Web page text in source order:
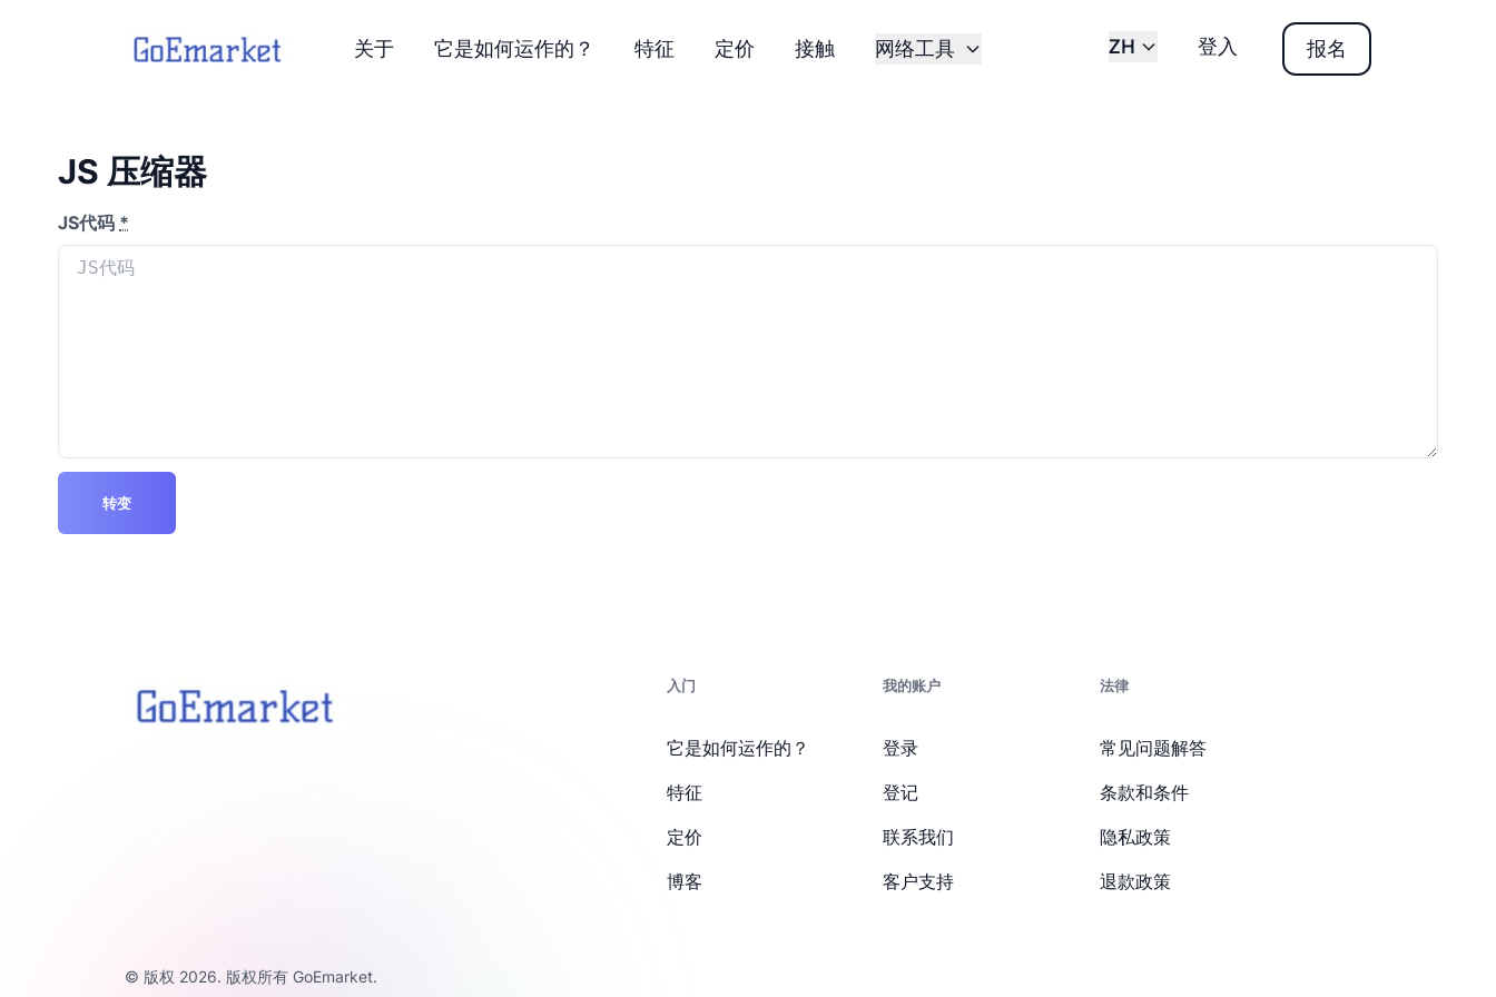
关于 它是如何运作的？ 特征 定价 接触 网络工具 ZH 登入 报名
JS 压缩器
JS代码 *
转变
入门
它是如何运作的？
特征
定价
博客
我的账户
登录
登记
联系我们
客户支持
法律
常见问题解答
条款和条件
隐私政策
退款政策
© 版权 2026. 版权所有 GoEmarket.